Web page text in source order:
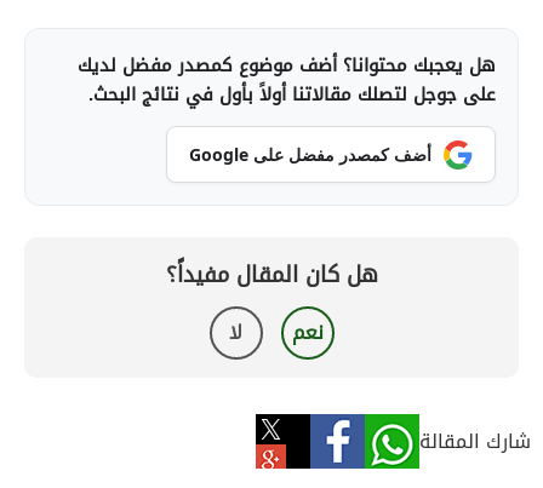
هل يعجبك محتوانا؟ أضف موضوع كمصدر مفضل لديك
على جوجل لتصلك مقالاتنا أولاً بأول في نتائج البحث.
أضف كمصدر مفضل على Google
هل كان المقال مفيداً؟
نعم لا
شارك المقالة